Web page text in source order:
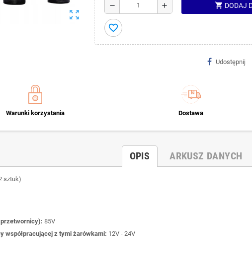
zoom_out_map
remove add shopping_cart DODAJ
favorite_border
Udostępnij
Warunki korzystania Dostawa
OPIS ARKUSZ DANYCH
sztuk)
85V
współpracującej z tymi żarówkami: 12V - 24V